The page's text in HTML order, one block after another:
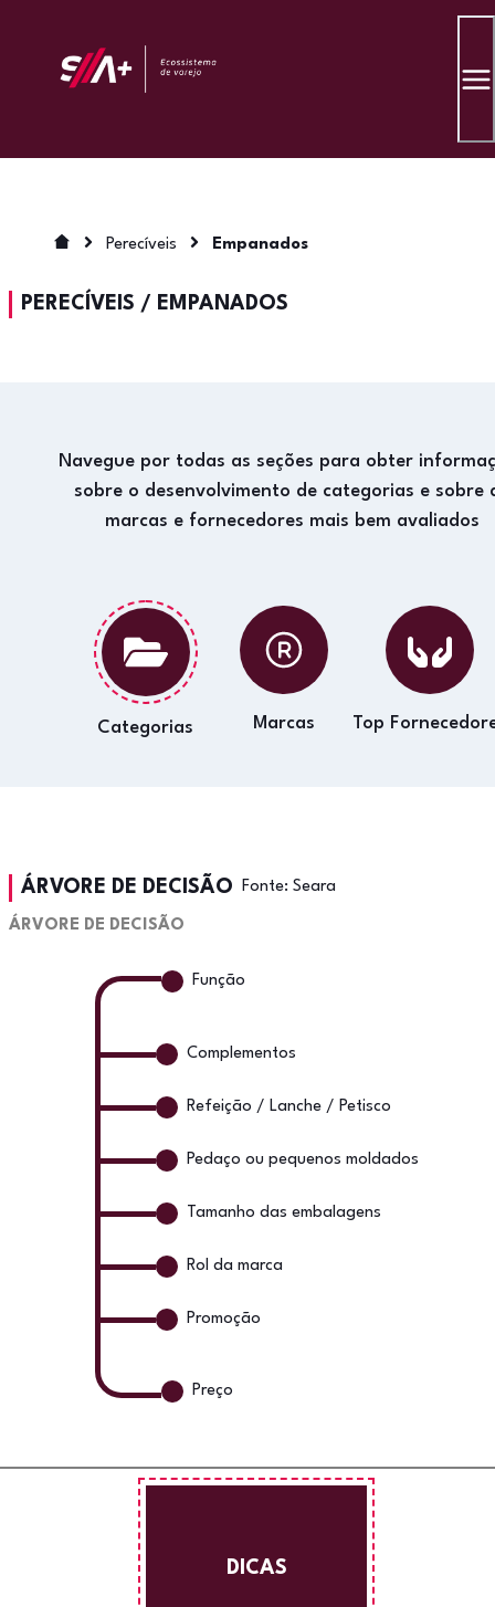
Perecíveis Empanados
PERECÍVEIS / EMPANADOS
Navegue por todas as seções para obter
sobre o desenvolvimento de categorias e sobre
marcas e fornecedores mais bem avaliados
Categorias Marcas Top
ÁRVORE DE DECISÃO Fonte: Seara
ÁRVORE DE DECISÃO
Função
Complementos
Refeição / Lanche / Petisco
Pedaço ou pequenos moldados
Tamanho das embalagens
Rol da marca
Promoção
Preço
DICAS